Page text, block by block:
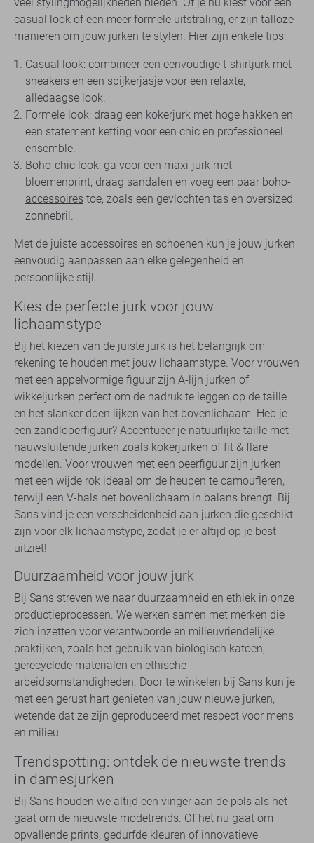
casual look of een meer formele uitstraling, er zijn talloze
manieren om jouw jurken te stylen. Hier zijn enkele tips:
Casual look: combineer een eenvoudige t-shirtjurk met
sneakers en een spijkerjasje voor een relaxte,
alledaagse look.
Formele look: draag een kokerjurk met hoge hakken en
een statement ketting voor een chic en professioneel
ensemble.
Boho-chic look: ga voor een maxi-jurk met
bloemenprint, draag sandalen en voeg een paar boho-
accessoires toe, zoals een gevlochten tas en oversized
zonnebril.
Met de juiste accessoires en schoenen kun je jouw jurken
eenvoudig aanpassen aan elke gelegenheid en
persoonlijke stijl.
Kies de perfecte jurk voor jouw
lichaamstype
Bij het kiezen van de juiste jurk is het belangrijk om
rekening te houden met jouw lichaamstype. Voor vrouwen
met een appelvormige figuur zijn A-lijn jurken of
wikkeljurken perfect om de nadruk te leggen op de taille
en het slanker doen lijken van het bovenlichaam. Heb je
een zandloperfiguur? Accentueer je natuurlijke taille met
nauwsluitende jurken zoals kokerjurken of fit & flare
modellen. Voor vrouwen met een peerfiguur zijn jurken
met een wijde rok ideaal om de heupen te camoufleren,
terwijl een V-hals het bovenlichaam in balans brengt. Bij
Sans vind je een verscheidenheid aan jurken die geschikt
zijn voor elk lichaamstype, zodat je er altijd op je best
uitziet!
Duurzaamheid voor jouw jurk
Bij Sans streven we naar duurzaamheid en ethiek in onze
productieprocessen. We werken samen met merken die
zich inzetten voor verantwoorde en milieuvriendelijke
praktijken, zoals het gebruik van biologisch katoen,
gerecyclede materialen en ethische
arbeidsomstandigheden. Door te winkelen bij Sans kun je
met een gerust hart genieten van jouw nieuwe jurken,
wetende dat ze zijn geproduceerd met respect voor mens
en milieu.
Trendspotting: ontdek de nieuwste trends
in damesjurken
Bij Sans houden we altijd een vinger aan de pols als het
gaat om de nieuwste modetrends. Of het nu gaat om
opvallende prints, gedurfde kleuren of innovatieve